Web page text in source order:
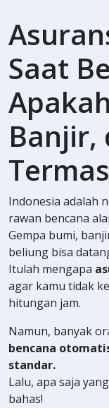
Saat
Banjir,
Indonesia adalah
rawan bencana
Gempa bumi,
beliung bisa
Itulah mengapa
agar kamu tidak
hitungan jam.
Namun, banyak
bencana
standar.
Lalu, apa saja
bahas!